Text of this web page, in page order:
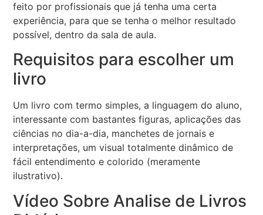
feito por profissionais que já tenha uma certa
experiência, para que se tenha o melhor resultado
possível, dentro da sala de aula.
Requisitos para escolher um
livro
Um livro com termo simples, a linguagem do aluno,
interessante com bastantes figuras, aplicações das
ciências no dia-a-dia, manchetes de jornais e
interpretações, um visual totalmente dinâmico de
fácil entendimento e colorido (meramente
ilustrativo).
Vídeo Sobre Analise de Livros